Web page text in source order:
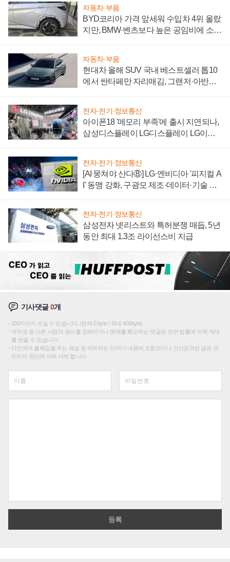
자동차·부품
BYD코리아 가격 앞세워 수입차 4위 올랐
지만, BMW·벤츠보다 높은 공임비에 소비
자동차·부품
현대차 올해 SUV 국내 베스트셀러 톱10
에서 싼타페만 자리매김, 그랜저·아반떼
전자·전기·정보통신
아이폰18 '메모리 부족'에 출시 지연되나,
삼성디스플레이 LG디스플레이 LG이노
전자·전기·정보통신
[AI 뭉쳐야 산다⑧] LG·엔비디아 '피지컬 A
I' 동맹 강화, 구광모 제조·데이터·기술 결
전자·전기·정보통신
삼성전자 넷리스트와 특허분쟁 매듭, 5년
동안 최대 1.3조 라이선스비 지급
기사댓글0개
200자까지 쓰실 수 있습니다. (현재 0 byte / 최대 400byte)
저작권 등 다른 사람의 권리를 침해하거나 명예를 훼손하는 댓글은 관련 법률에 의해 제재
를 받을 수 있습니다.
타인에게 불쾌감을 주는 욕설 등 비하하는 단어가 내용에 포함되거나 인신공격성 글은 관
리자의 판단에 의해 삭제 합니다.